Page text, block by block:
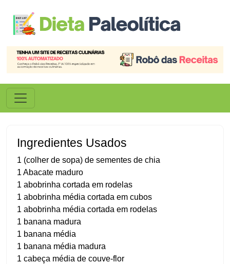
Ingredientes Usados
1 (colher de sopa) de sementes de chia
1 Abacate maduro
1 abobrinha cortada em rodelas
1 abobrinha média cortada em cubos
1 abobrinha média cortada em rodelas
1 banana madura
1 banana média
1 banana média madura
1 cabeça média de couve-flor